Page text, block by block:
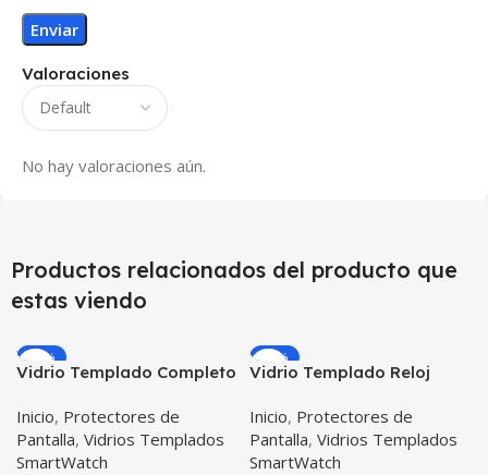
Valoraciones
No hay valoraciones aún.
Productos relacionados del producto que
estas viendo
-24%
Vidrio Templado Completo
38mm
Inicio, Protectores de
Pantalla, Vidrios Templados
SmartWatch
-13%
Vidrio Templado Reloj
42mm X3 Unidades
Inicio, Protectores de
Pantalla, Vidrios Templados
SmartWatch